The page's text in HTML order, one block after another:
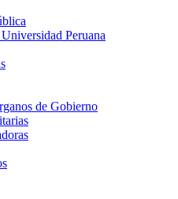
Peruana
de Gobierno